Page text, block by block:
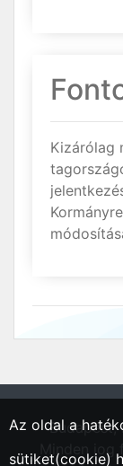
Kizárólag
"Budapest,
Minden
Az oldal a
sütiket(cookie)